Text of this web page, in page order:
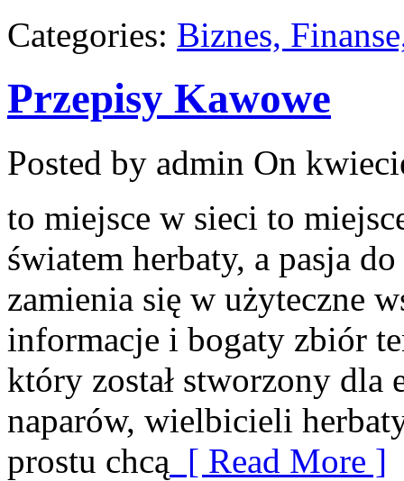
Categories: Biznes,
Przepisy Kawowe
Posted by admin On
to miejsce w sieci to
światem herbaty, a pasja
zamienia się w użyteczne
informacje i bogaty zbiór
który został stworzony dla
naparów, wielbicieli
prostu chcą [ Read More ]